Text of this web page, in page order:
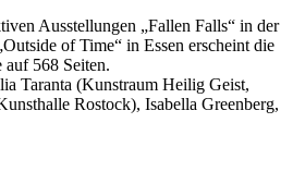
Ausstellungen „Fallen Falls“ in der
of Time“ in Essen erscheint die
568 Seiten.
Taranta (Kunstraum Heilig Geist,
Rostock), Isabella Greenberg,